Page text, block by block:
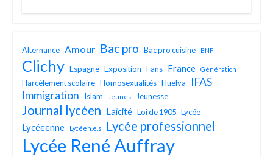
Alternance Amour Bac pro Bac pro cuisine BNF
Clichy Espagne Exposition Fans France Génération
Harcèlement scolaire Homosexualités Huelva
IFAS
Immigration
Islam Jeunes Jeunesse
Journal lycéen Laïcité Loi de 1905 Lycée
Lycéeenne Lycéen.e.s Lycée professionnel
Lycée René Auffray